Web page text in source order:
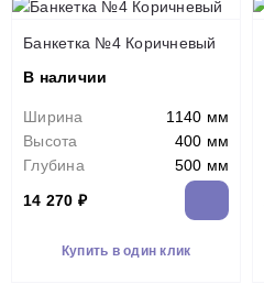
Банкетка №4 Коричневый
В наличии
Ширина
1140 мм
Высота
400 мм
Глубина
500 мм
14 270 ₽
Купить в один клик